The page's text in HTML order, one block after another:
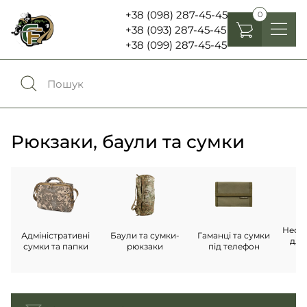
+38 (098) 287-45-45
+38 (093) 287-45-45
+38 (099) 287-45-45
0
Аксесуари
Ножі та мультитули
Рюкзаки, баули та сумки
Адміністративні
сумки та папки
Баули та сумки-
рюкзаки
Гаманці та сумки
під телефон
для